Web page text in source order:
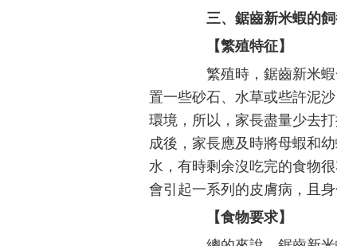
三、鋸齒新米蝦的飼
【繁殖特征】
繁殖時，鋸齒新米蝦
置一些砂石、水草或些許泥
環境，所以，家長盡量少去
成後，家長應及時將母蝦和
水，有時剩余沒吃完的食物
會引起一系列的皮膚病，且身
【食物要求】